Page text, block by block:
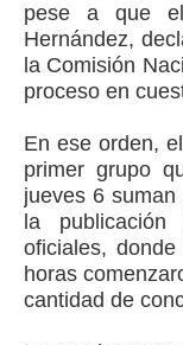
pese a que el
Hernández,
la Comisión
proceso en
En ese orden,
primer grupo
jueves 6
la
oficiales,
horas
cantidad de